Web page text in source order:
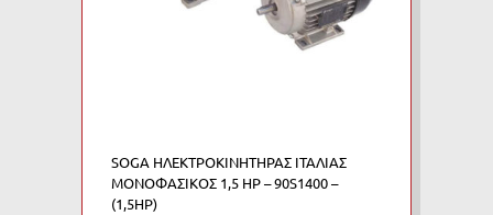
SOGA ΗΛΕΚΤΡΟΚΙΝΗΤΗΡΑΣ ΙΤΑΛΙΑΣ
ΜΟΝΟΦΑΣΙΚΟΣ 1,5 HP – 90S1400 –
(1,5HP)